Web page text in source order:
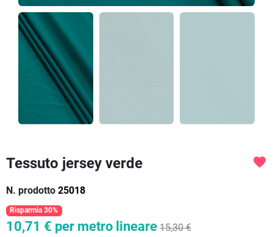
Tessuto jersey verde
N. prodotto 25018
favorite
Risparmia 30%
10,71 € per metro lineare 15,30 €